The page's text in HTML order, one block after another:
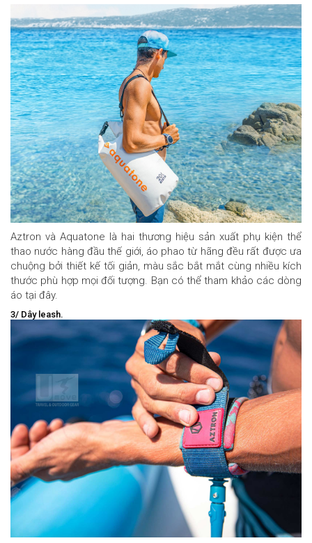
Aztron và Aquatone là hai thương hiệu sản xuất phụ kiện thể
thao nước hàng đầu thế giới, áo phao từ hãng đều rất được ưa
chuộng bởi thiết kế tối giản, màu sắc bắt mắt cùng nhiều kích
thước phù hợp mọi đối tượng. Bạn có thể tham khảo các dòng
áo tại đây.
3/ Dây leash.